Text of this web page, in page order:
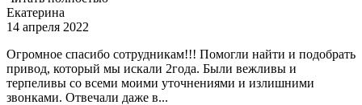
Екатерина
14 апреля 2022
Огромное спасибо сотрудникам!!! Помогли найти и подобрать
привод, который мы искали 2года. Были вежливы и
терпеливы со всеми моими уточнениями и излишними
звонками. Отвечали даже в...